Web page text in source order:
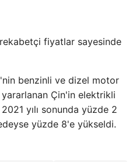
fiyatlar sayesinde
benzinli ve dizel motor
Çin'in elektrikli
yılı sonunda yüzde 2
yüzde 8'e yükseldi.